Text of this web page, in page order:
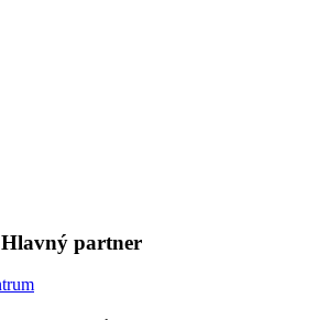
Hlavný partner